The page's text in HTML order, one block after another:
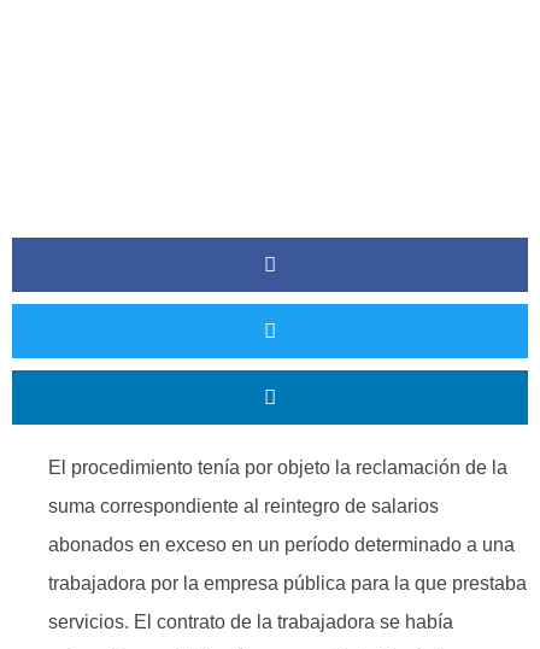
El procedimiento tenía por objeto la reclamación de la
suma correspondiente al reintegro de salarios
abonados en exceso en un período determinado a una
trabajadora por la empresa pública para la que prestaba
servicios. El contrato de la trabajadora se había